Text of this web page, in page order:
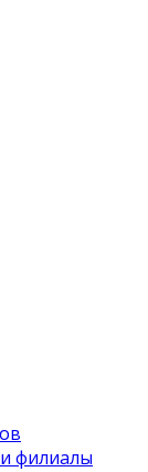
филиалы